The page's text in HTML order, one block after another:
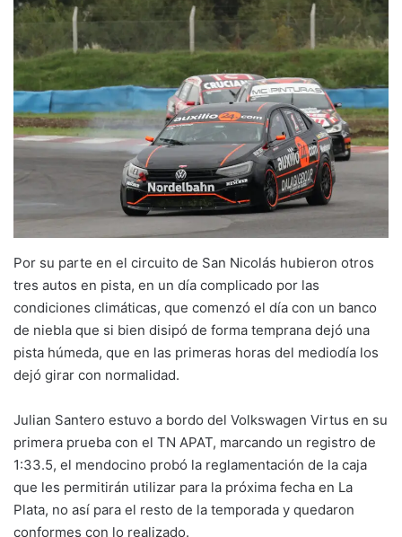
Por su parte en el circuito de San Nicolás hubieron otros
tres autos en pista, en un día complicado por las
condiciones climáticas, que comenzó el día con un banco
de niebla que si bien disipó de forma temprana dejó una
pista húmeda, que en las primeras horas del mediodía los
dejó girar con normalidad.
Julian Santero estuvo a bordo del Volkswagen Virtus en su
primera prueba con el TN APAT, marcando un registro de
1:33.5, el mendocino probó la reglamentación de la caja
que les permitirán utilizar para la próxima fecha en La
Plata, no así para el resto de la temporada y quedaron
conformes con lo realizado.